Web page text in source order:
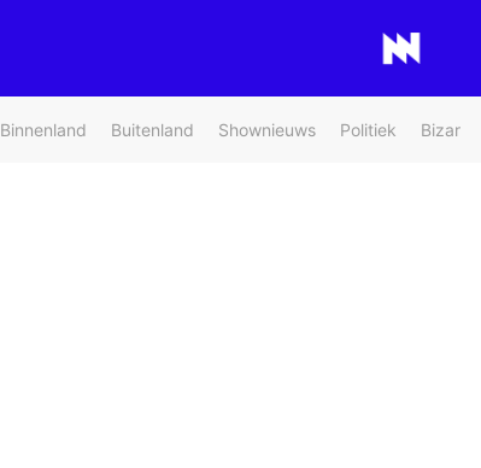
Binnenland Buitenland Shownieuws Politiek Bizar